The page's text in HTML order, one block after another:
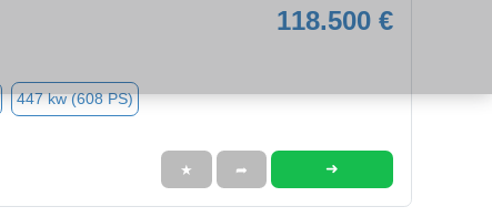
118.500 €
447 kw (608 PS)
★ ➦ ➜